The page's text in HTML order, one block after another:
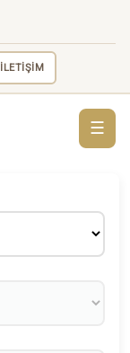
İLETİŞİM
☰